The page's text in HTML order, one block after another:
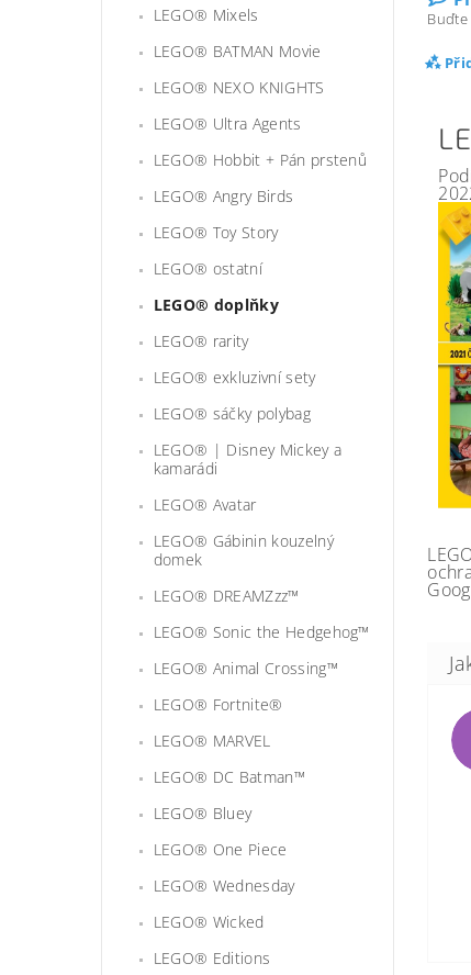
LEGO® Mixels
LEGO® BATMAN Movie
LEGO® NEXO KNIGHTS
LEGO® Ultra Agents
LEGO® Hobbit + Pán prstenů
LEGO® Angry Birds
LEGO® Toy Story
LEGO® ostatní
LEGO® doplňky
LEGO® rarity
LEGO® exkluzivní sety
LEGO® sáčky polybag
LEGO® | Disney Mickey a
kamarádi
LEGO® Avatar
LEGO® Gábinin kouzelný
domek
LEGO® DREAMZzz™
LEGO® Sonic the Hedgehog™
LEGO® Animal Crossing™
LEGO® Fortnite®
LEGO® MARVEL
LEGO® DC Batman™
LEGO® Bluey
LEGO® One Piece
LEGO® Wednesday
LEGO® Wicked
LEGO® Editions